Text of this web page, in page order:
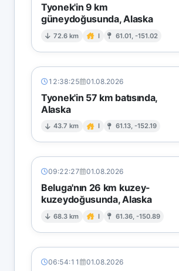
Tyonek'in 9 km
güneydoğusunda, Alaska
72.6 km I 61.01, -151.02
12:38:25 01.08.2026
Tyonek'in 57 km batısında,
Alaska
43.7 km I 61.13, -152.19
09:22:27 01.08.2026
Beluga'nın 26 km kuzey-
kuzeydoğusunda, Alaska
68.3 km I 61.36, -150.89
06:54:11 01.08.2026